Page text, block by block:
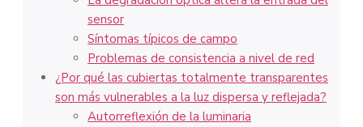
sensor
Síntomas típicos de campo
Problemas de consistencia a nivel de red
¿Por qué las cubiertas totalmente transparentes
son más vulnerables a la luz dispersa y reflejada?
Autorreflexión de la luminaria